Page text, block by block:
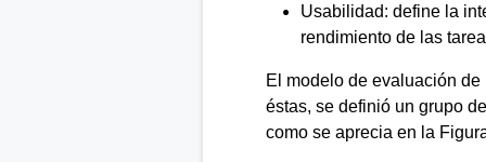
Usabilidad: define la
rendimiento de las
El modelo de evaluación
éstas, se definió un grupo
como se aprecia en la